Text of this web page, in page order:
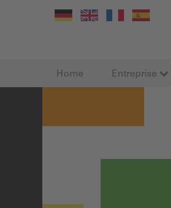
Home Entreprise